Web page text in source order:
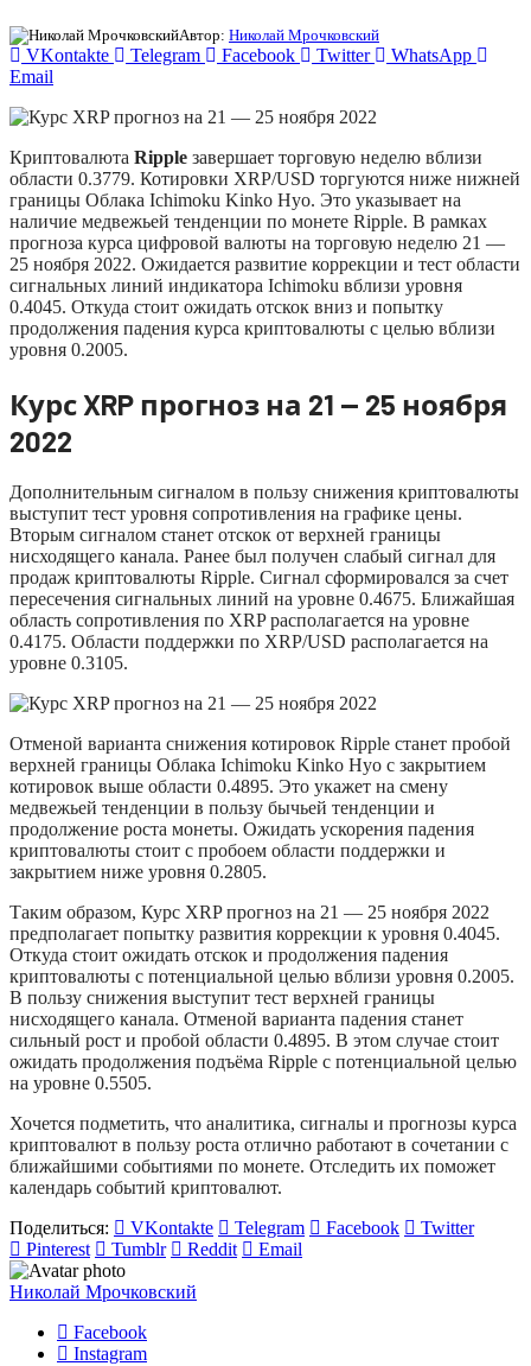
Автор: Николай Мрочковский
VKontakte Telegram Facebook Twitter
WhatsApp
Email
Криптовалюта Ripple завершает торговую неделю вблизи
области 0.3779. Котировки XRP/USD торгуются ниже нижней
границы Облака Ichimoku Kinko Hyo. Это указывает на
наличие медвежьей тенденции по монете Ripple. В рамках
прогноза курса цифровой валюты на торговую неделю 21 —
25 ноября 2022. Ожидается развитие коррекции и тест области
сигнальных линий индикатора Ichimoku вблизи уровня
0.4045. Откуда стоит ожидать отскок вниз и попытку
продолжения падения курса криптовалюты с целью вблизи
уровня 0.2005.
Курс XRP прогноз на 21 — 25 ноября
2022
Дополнительным сигналом в пользу снижения криптовалюты
выступит тест уровня сопротивления на графике цены.
Вторым сигналом станет отскок от верхней границы
нисходящего канала. Ранее был получен слабый сигнал для
продаж криптовалюты Ripple. Сигнал сформировался за счет
пересечения сигнальных линий на уровне 0.4675. Ближайшая
область сопротивления по XRP располагается на уровне
0.4175. Области поддержки по XRP/USD располагается на
уровне 0.3105.
Отменой варианта снижения котировок Ripple станет пробой
верхней границы Облака Ichimoku Kinko Hyo с закрытием
котировок выше области 0.4895. Это укажет на смену
медвежьей тенденции в пользу бычьей тенденции и
продолжение роста монеты. Ожидать ускорения падения
криптовалюты стоит с пробоем области поддержки и
закрытием ниже уровня 0.2805.
Таким образом, Курс XRP прогноз на 21 — 25 ноября 2022
предполагает попытку развития коррекции к уровня 0.4045.
Откуда стоит ожидать отскок и продолжения падения
криптовалюты с потенциальной целью вблизи уровня 0.2005.
В пользу снижения выступит тест верхней границы
нисходящего канала. Отменой варианта падения станет
сильный рост и пробой области 0.4895. В этом случае стоит
ожидать продолжения подъёма Ripple с потенциальной целью
на уровне 0.5505.
Хочется подметить, что аналитика, сигналы и прогнозы курса
криптовалют в пользу роста отлично работают в сочетании с
ближайшими событиями по монете. Отследить их поможет
календарь событий криптовалют.
Поделиться:
VKontakte Telegram Facebook
Twitter
Pinterest
Tumblr Reddit Email
Николай Мрочковский
Facebook
Instagram